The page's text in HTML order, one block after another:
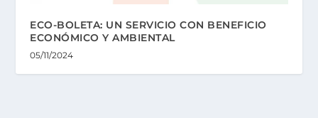
ECO-BOLETA: UN SERVICIO CON BENEFICIO
ECONÓMICO Y AMBIENTAL
05/11/2024